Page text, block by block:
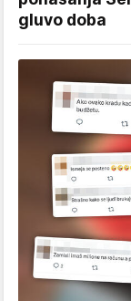
gluvo doba